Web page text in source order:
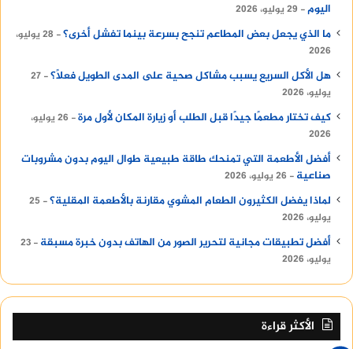
اليوم
29 يوليو، 2026
ما الذي يجعل بعض المطاعم تنجح بسرعة بينما تفشل أخرى؟
28 يوليو،
2026
هل الأكل السريع يسبب مشاكل صحية على المدى الطويل فعلًا؟ 27
يوليو، 2026
كيف تختار مطعمًا جيدًا قبل الطلب أو زيارة المكان لأول مرة
26 يوليو،
2026
أفضل الأطعمة التي تمنحك طاقة طبيعية طوال اليوم بدون مشروبات
صناعية
26 يوليو، 2026
لماذا يفضل الكثيرون الطعام المشوي مقارنة بالأطعمة المقلية؟
25
يوليو، 2026
أفضل تطبيقات مجانية لتحرير الصور من الهاتف بدون خبرة مسبقة
23
يوليو، 2026
الأكثر قراءة